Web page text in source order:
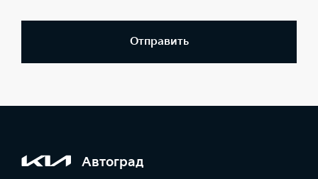
Отправить
Автоград